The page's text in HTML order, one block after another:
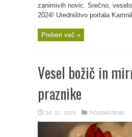
zanimivih novic. Srečno,
2024! Uredništvo portala
Preberi več »
Vesel božič in
praznike
24. 12. 2023 POUDARJENO